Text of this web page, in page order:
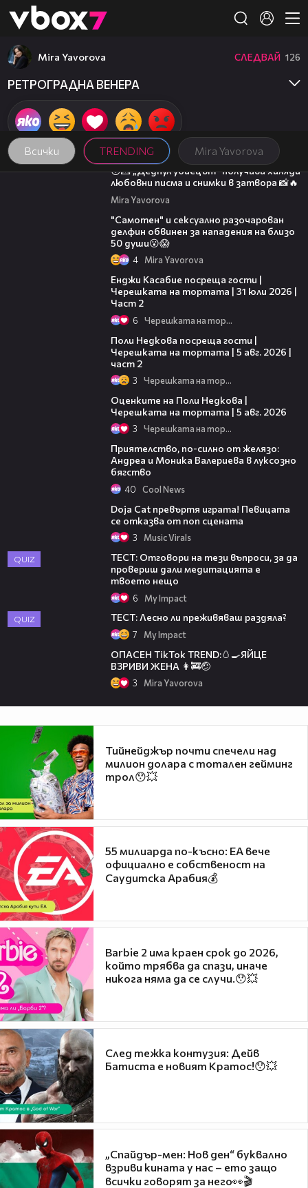
👾
Всички TRENDING Mira Yavorova
Mira Yavorova СЛЕДВАЙ 126
РЕТРОГРАДНА ВЕНЕРА
00:43
😳💌 „Дедпул убиецът“ получава хиляди
любовни писма и снимки в затвора 📸🔥
Mira Yavorova
"Самотен" и сексуално разочарован
делфин обвинен за нападения на близо
50 души😮😱
4 Mira Yavorova
Енджи Касабие посреща гости |
Черешката на тортата | 31 юли 2026 |
Част 2
6 Черешката на тортата
Поли Недкова посреща гости |
Черешката на тортата | 5 авг. 2026 |
част 2
3 Черешката на тортата
Оценките на Поли Недкова |
Черешката на тортата | 5 авг. 2026
3 Черешката на тортата
Приятелство, по-силно от желязо:
Андреа и Моника Валериева в луксозно
бягство
40 Cool News
Doja Cat превъртя играта! Певицата
се отказва от поп сцената
3 Music Virals
QUIZ
ТЕСТ: Отговори на тези въпроси, за да
провериш дали медитацията е
твоето нещо
6 My Impact
QUIZ ТЕСТ: Лесно ли преживяваш раздяла?
7 My Impact
ОПАСЕН TikTok TREND:🥚🍳ЯЙЦЕ
ВЗРИВИ ЖЕНА 👩‍🚒🤕
3 Mira Yavorova
Тийнейджър почти спечели над
милион долара с тотален гейминг
трол😯💥
55 милиарда по-късно: EA вече
официално е собственост на
Саудитска Арабия💰
Barbie 2 има краен срок до 2026,
който трябва да спази, иначе
никога няма да се случи.😯💥
След тежка контузия: Дейв
Батиста е новият Кратос!😯💥
„Спайдър-мен: Нов ден“ буквално
взриви кината у нас – ето защо
всички говорят за него👀🎬